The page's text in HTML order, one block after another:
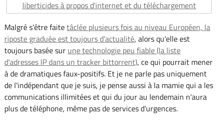
Malgré s'être faitetâclée plusieurs fois au niveau Européen, la
riposte graduée est toujours d'actualité, alors qu'elle est
toujours basée sur une technologie peu fiable (la liste
d'adresses IP dans un tracker bittorrent), ce qui pourrait mener
à de dramatiques faux-positifs. Et je ne parle pas uniquement
de l'indépendant que je suis, je pense aussi à la mamie qui a les
communications illimitées et qui du jour au lendemain n'aura
plus de téléphone, même pas de services d'urgences.